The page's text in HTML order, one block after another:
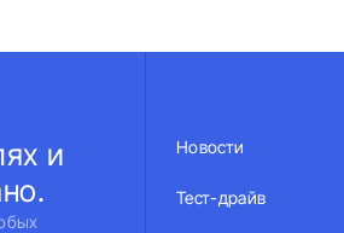
и
Новости
Тест-драйв